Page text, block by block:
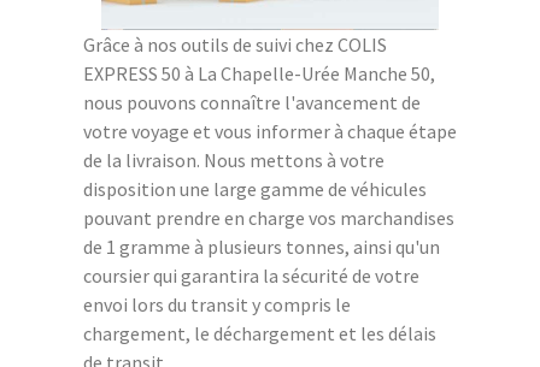
Grâce à nos outils de suivi chez COLIS
EXPRESS 50 à La Chapelle-Urée Manche 50,
nous pouvons connaître l'avancement de
votre voyage et vous informer à chaque étape
de la livraison. Nous mettons à votre
disposition une large gamme de véhicules
pouvant prendre en charge vos marchandises
de 1 gramme à plusieurs tonnes, ainsi qu'un
coursier qui garantira la sécurité de votre
envoi lors du transit y compris le
chargement, le déchargement et les délais
de transit.